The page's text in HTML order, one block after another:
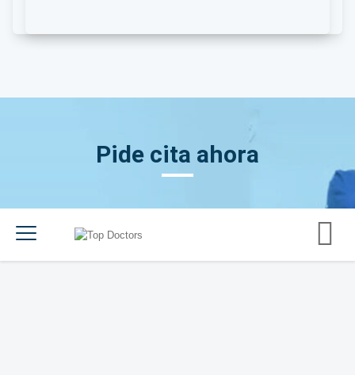
Pide cita ahora